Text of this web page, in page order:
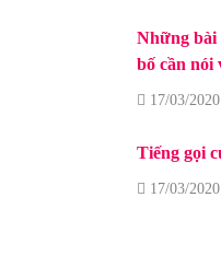
Những bài
bố cần nói
17/03/2020
Tiếng gọi
17/03/2020